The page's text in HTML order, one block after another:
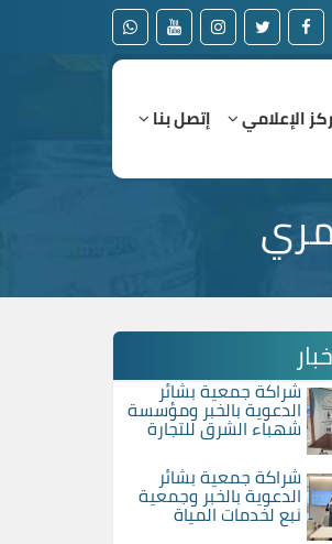
الإعلامي إتصل بنا
شراكة جمعية بشائر
الدعوية بالخبر ومؤسسة
شهباء الشرق للتجارة
شراكة جمعية بشائر
الدعوية بالخبر وجمعية
نبع لخدمات المياة